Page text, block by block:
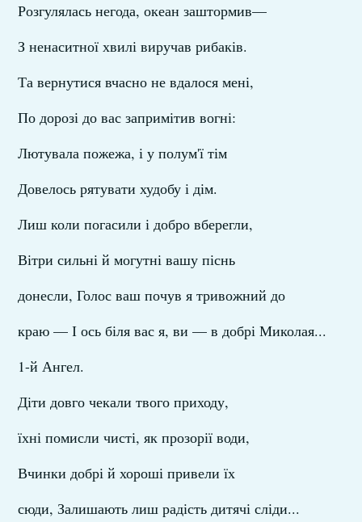
Розгулялась негода, океан заштормив—
З ненаситної хвилі виручав рибаків.
Та вернутися вчасно не вдалося мені,
По дорозі до вас запримітив вогні:
Лютувала пожежа, і у полум'ї тім
Довелось рятувати худобу і дім.
Лиш коли погасили і добро вберегли,
Вітри сильні й могутні вашу піснь
донесли, Голос ваш почув я тривожний до
краю — І ось біля вас я, ви — в добрі Миколая...
1-й Ангел.
Діти довго чекали твого приходу,
їхні помисли чисті, як прозорії води,
Вчинки добрі й хороші привели їх
сюди, Залишають лиш радість дитячі сліди...